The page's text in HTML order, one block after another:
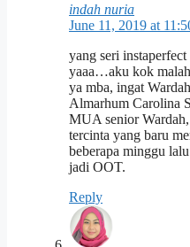
indah nuria
June 11, 2019 at
yang seri
yaaa…aku kok
ya mba, ingat
Almarhum Carolina
MUA senior Wardah,
tercinta yang baru
beberapa minggu
jadi OOT.
Reply